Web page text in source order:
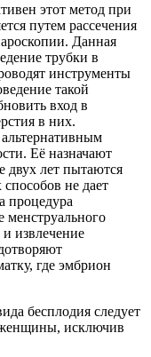
этот метод при
путем рассечения
Данная
трубки в
инструменты
такой
вход в
в них.
альтернативным
Её назначают
лет пытаются
не дает
процедура
менструального
извлечение
где эмбрион
бесплодия следует
женщины, исключив